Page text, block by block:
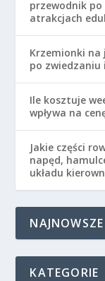
przewodnik
atrakcjach
Krzemionki
po zwiedzaniu
Ile kosztuje
wpływa na
Jakie części
napęd,
układu
KATEGORIE